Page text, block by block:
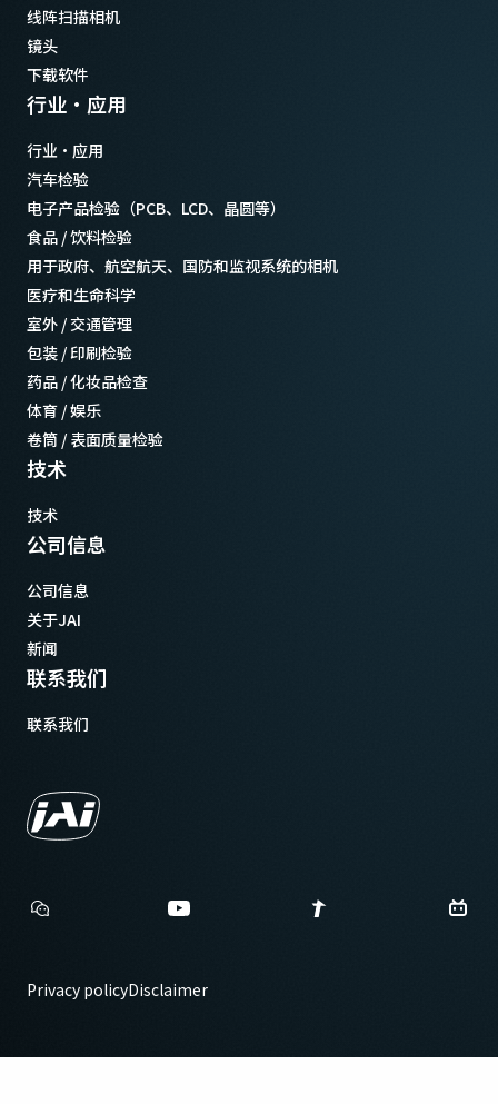
线阵扫描相机
镜头
下载软件
行业·应用
行业·应用
汽车检验
电子产品检验（PCB、LCD、晶圆等）
食品 / 饮料检验
用于政府、航空航天、国防和监视系统的相机
医疗和生命科学
室外 / 交通管理
包装 / 印刷检验
药品 / 化妆品检查
体育 / 娱乐
卷筒 / 表面质量检验
技术
技术
公司信息
公司信息
关于JAI
新闻
联系我们
联系我们
Privacy policyDisclaimer